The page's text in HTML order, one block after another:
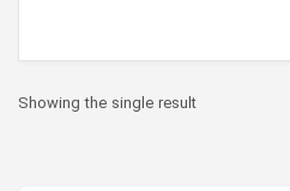
Showing the single result